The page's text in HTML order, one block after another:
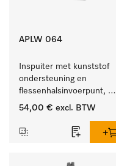
APLW 064
Inspuiter met kunststof
ondersteuning en
flessenhalsinvoerpunt,
ster, Ø 6, lengte 225 mm.
54,00 € excl. BTW